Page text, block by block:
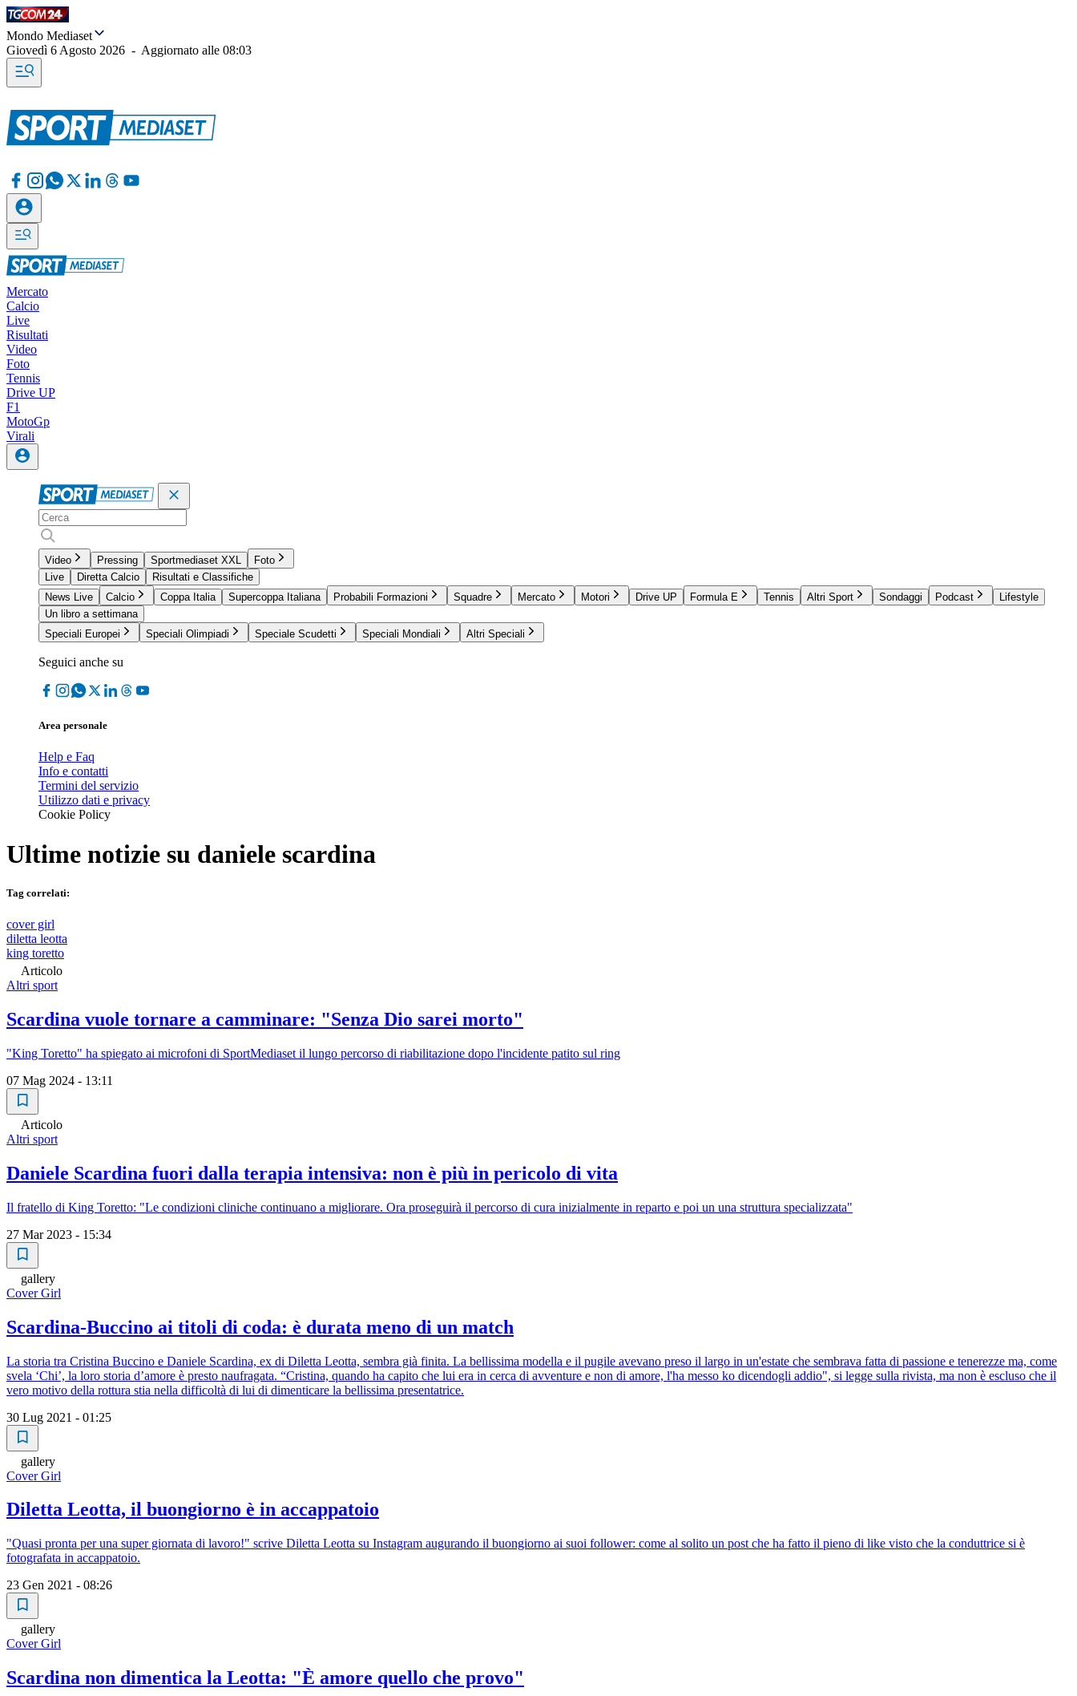
Mondo Mediaset
Giovedì 6 Agosto 2026 - Aggiornato alle 08:03
Mercato
Calcio
Live
Risultati
Video
Foto
Tennis
Drive UP
F1
MotoGp
Virali
Video Pressing Sportmediaset XXL
Foto
Live
Diretta Calcio
Risultati e Classifiche
News Live
Calcio Coppa Italia Supercoppa Italiana Probabili Formazioni Squadre Mercato Motori Drive UP Formula E Tennis Altri Sport Sondaggi Podcast
Lifestyle
Un libro a settimana
Speciali Europei
Speciali Olimpiadi Speciale Scudetti Speciali Mondiali Altri Speciali
Seguici anche su
Area personale
Help e Faq
Info e contatti
Termini del servizio
Utilizzo dati e privacy
Cookie Policy
Ultime notizie su daniele scardina
Tag correlati:
cover girl
diletta leotta
king toretto
Articolo
Altri sport
Scardina vuole tornare a camminare: "Senza Dio sarei morto"
"King Toretto" ha spiegato ai microfoni di SportMediaset il lungo percorso di riabilitazione dopo l'incidente patito sul ring
07 Mag 2024 - 13:11
Articolo
Altri sport
Daniele Scardina fuori dalla terapia intensiva: non è più in pericolo di vita
Il fratello di King Toretto: "Le condizioni cliniche continuano a migliorare. Ora proseguirà il percorso di cura inizialmente in reparto e poi un una struttura specializzata"
27 Mar 2023 - 15:34
gallery
Cover Girl
Scardina-Buccino ai titoli di coda: è durata meno di un match
La storia tra Cristina Buccino e Daniele Scardina, ex di Diletta Leotta, sembra già finita. La bellissima modella e il pugile avevano preso il largo in un'estate che sembrava fatta di passione e tenerezze ma, come
svela ‘Chi’, la loro storia d’amore è presto naufragata. “Cristina, quando ha capito che lui era in cerca di avventure e non di amore, l'ha messo ko dicendogli addio", si legge sulla rivista, ma non è escluso che il
vero motivo della rottura stia nella difficoltà di lui di dimenticare la bellissima presentatrice.
30 Lug 2021 - 01:25
gallery
Cover Girl
Diletta Leotta, il buongiorno è in accappatoio
"Quasi pronta per una super giornata di lavoro!" scrive Diletta Leotta su Instagram augurando il buongiorno ai suoi follower: come al solito un post che ha fatto il pieno di like visto che la conduttrice si è
fotografata in accappatoio.
23 Gen 2021 - 08:26
gallery
Cover Girl
Scardina non dimentica la Leotta: "È amore quello che provo"